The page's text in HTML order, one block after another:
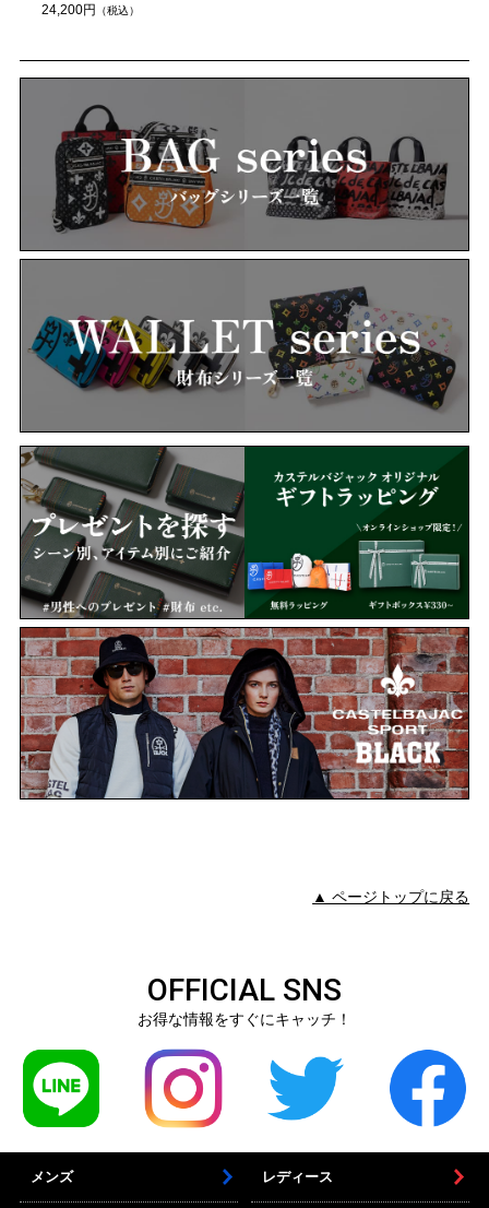
24,200円 （税込）
▲ ページトップに戻る
OFFICIAL SNS
お得な情報をすぐにキャッチ！
メンズ レディース